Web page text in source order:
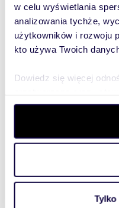
w celu wyświetlania
analizowania tychże,
użytkowników i rozwoju
kto używa Twoich
Dowiedz się więcej
szczegółów. W
wycofać swoją zgodę w
aby oferować funkcje
witrynie. Informacje o
analitycznym.
Tylko